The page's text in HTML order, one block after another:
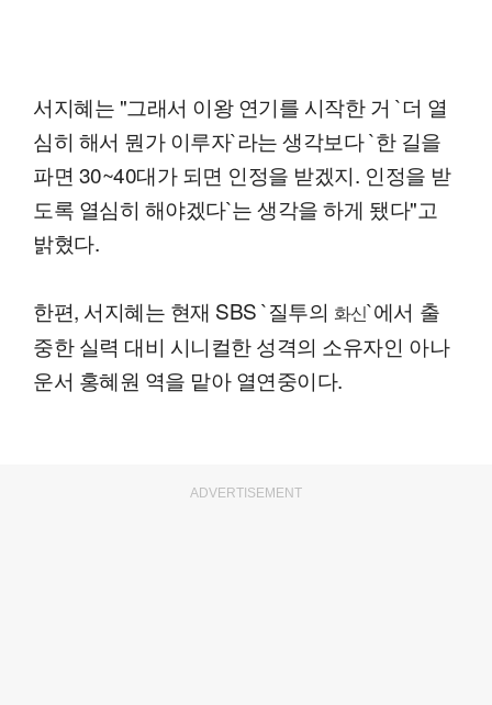
서지혜는 "그래서 이왕 연기를 시작한 거 `더 열
심히 해서 뭔가 이루자`라는 생각보다 `한 길을
파면 30~40대가 되면 인정을 받겠지. 인정을 받
도록 열심히 해야겠다`는 생각을 하게 됐다"고
밝혔다.
한편, 서지혜는 현재 SBS `질투의 화신`에서 출
중한 실력 대비 시니컬한 성격의 소유자인 아나
운서 홍혜원 역을 맡아 열연중이다.
ADVERTISEMENT